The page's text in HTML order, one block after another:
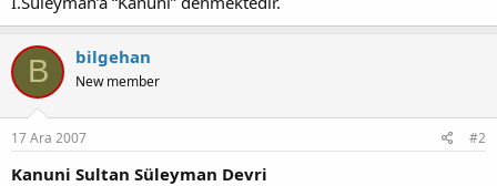
B bilgehan
New member
17 Ara 2007 #2
Kanuni Sultan Süleyman Devri